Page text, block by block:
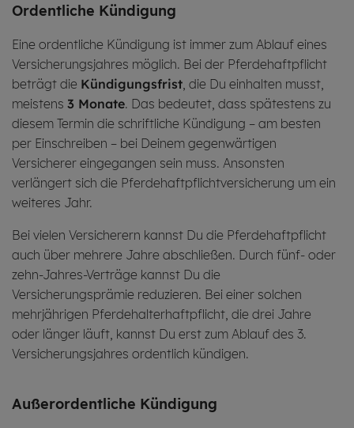
Ordent­liche Kündi­gung
Eine ordentliche Kündigung ist immer zum Ablauf eines
Versicherungsjahres möglich. Bei der Pferdehaftpflicht
beträgt die Kündigungsfrist , die Du einhalten musst,
meistens 3 Monate. Das bedeutet, dass spätestens zu
diesem Termin die schriftliche Kündigung – am besten
per Einschreiben – bei Deinem gegenwärtigen
Versicherer eingegangen sein muss. Ansonsten
verlängert sich die Pferdehaftpflichtversicherung um ein
weiteres Jahr.
Bei vielen Versicherern kannst Du die Pferdehaftpflicht
auch über mehrere Jahre abschließen. Durch fünf- oder
zehn-Jahres-Verträge kannst Du die
Versicherungsprämie reduzieren. Bei einer solchen
mehrjährigen Pferdehalterhaftpflicht, die drei Jahre
oder länger läuft, kannst Du erst zum Ablauf des 3.
Versicherungsjahres ordentlich kündigen.
Außer­or­dent­liche Kündi­gung